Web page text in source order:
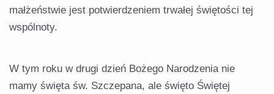
małżeństwie jest potwierdzeniem trwałej świętości tej
wspólnoty.
W tym roku w drugi dzień Bożego Narodzenia nie
mamy święta św. Szczepana, ale święto Świętej